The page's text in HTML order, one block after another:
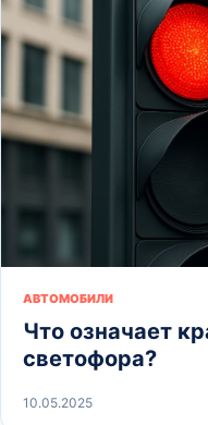
АВТОМОБИЛИ
Что означает
светофора?
10.05.2025